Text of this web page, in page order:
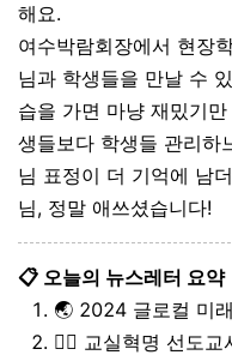
해요.
여수박람회장에서 현장
님과 학생들을 만날 수
습을 가면 마냥 재밌기
생들보다 학생들 관리하
님 표정이 더 기억에 남
님, 정말 애쓰셨습니다!
📋 오늘의 뉴스레터 요약
🌏 2024 글로컬 미
🏃‍♂️ 교실혁명 선도